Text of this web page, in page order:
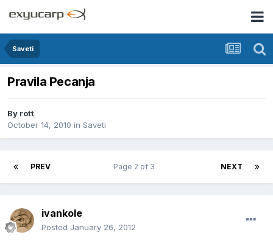
Saveti
Pravila Pecanja
By rott
October 14, 2010 in Saveti
PREV NEXT
Page 2 of 3
ivankole
Posted January 26, 2012